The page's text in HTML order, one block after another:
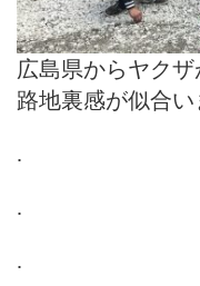
広島県からヤク
路地裏感が似合
.
.
.